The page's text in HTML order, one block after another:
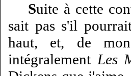
Suite à cette
sait pas s'il
haut, et, de
intégralement Les